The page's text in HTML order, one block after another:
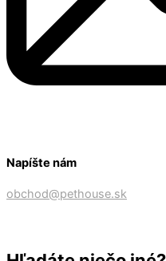
Napíšte nám
obchod@pethouse.sk